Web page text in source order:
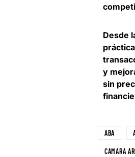
Desde
y
sin
ABA
CAMARA